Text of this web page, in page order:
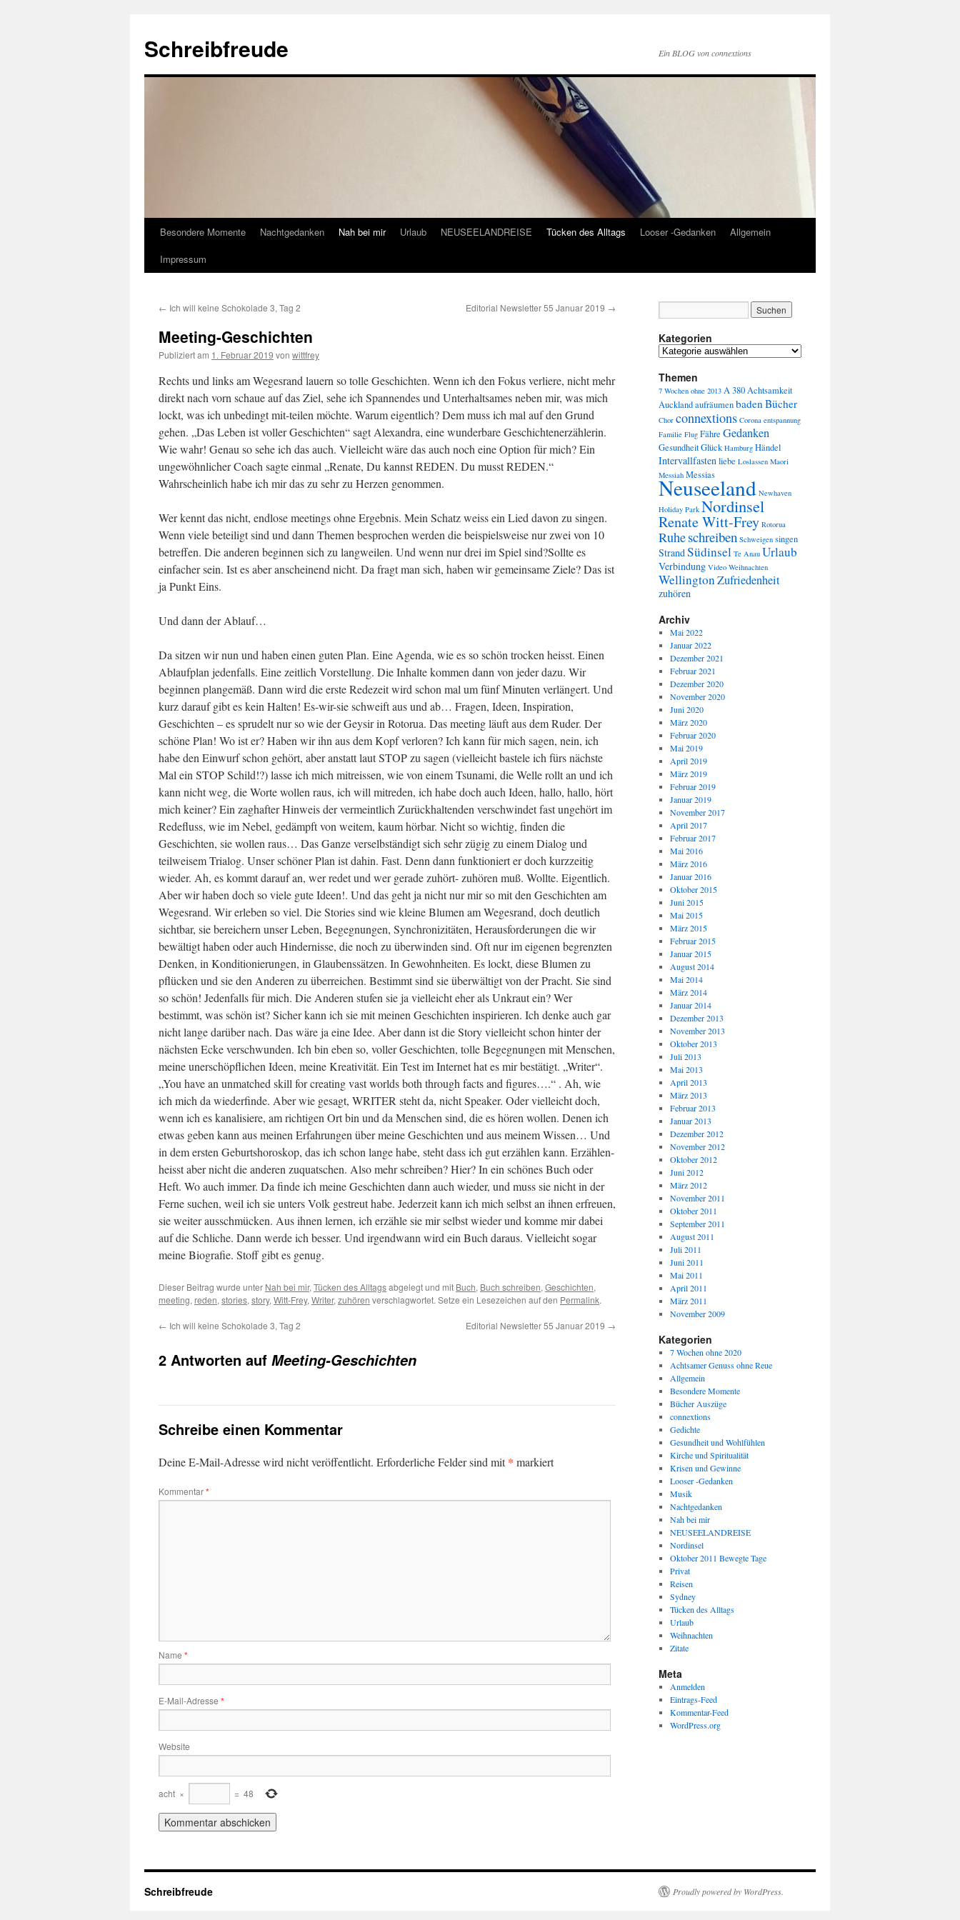
Schreibfreude Ein BLOG von connextions
Besondere Momente Nachtgedanken Nah bei mir Urlaub NEUSEELANDREISE Tücken des Alltags Looser -Gedanken
Allgemein
Impressum
← Ich will keine Schokolade 3, Tag 2 Editorial Newsletter 55 Januar 2019 →
Meeting-Geschichten
Publiziert am 1. Februar 2019 von wittfrey
Rechts und links am Wegesrand lauern so tolle Geschichten. Wenn ich den Fokus verliere, nicht mehr
direkt nach vorn schaue auf das Ziel, sehe ich Spannendes und Unterhaltsames neben mir, was mich
lockt, was ich unbedingt mit-teilen möchte. Warum eigentlich? Dem muss ich mal auf den Grund
gehen. „Das Leben ist voller Geschichten“ sagt Alexandra, eine wunderbare Geschichtenerzählerin.
Wie wahr! Genau so sehe ich das auch. Vielleicht wäre das auch noch eine Option für mich? Ein
ungewöhnlicher Coach sagte einmal „Renate, Du kannst REDEN. Du musst REDEN.“
Wahrscheinlich habe ich mir das zu sehr zu Herzen genommen.
Wer kennt das nicht, endlose meetings ohne Ergebnis. Mein Schatz weiss ein Lied davon zu singen.
Wenn viele beteiligt sind und dann Themen besprochen werden die beispielsweise nur zwei von 10
betreffen. Die anderen beginnen sich zu langweilen. Und wenn nur drei im Spiel sind?Sollte es
einfacher sein. Ist es aber anscheinend nicht. Da fragt man sich, haben wir gemeinsame Ziele? Das ist
ja Punkt Eins.
Und dann der Ablauf…
Da sitzen wir nun und haben einen guten Plan. Eine Agenda, wie es so schön trocken heisst. Einen
Ablaufplan jedenfalls. Eine zeitlich Vorstellung. Die Inhalte kommen dann von jeder dazu. Wir
beginnen plangemäß. Dann wird die erste Redezeit wird schon mal um fünf Minuten verlängert. Und
kurz darauf gibt es kein Halten! Es-wir-sie schweift aus und ab… Fragen, Ideen, Inspiration,
Geschichten – es sprudelt nur so wie der Geysir in Rotorua. Das meeting läuft aus dem Ruder. Der
schöne Plan! Wo ist er? Haben wir ihn aus dem Kopf verloren? Ich kann für mich sagen, nein, ich
habe den Einwurf schon gehört, aber anstatt laut STOP zu sagen (vielleicht bastele ich fürs nächste
Mal ein STOP Schild!?) lasse ich mich mitreissen, wie von einem Tsunami, die Welle rollt an und ich
kann nicht weg, die Worte wollen raus, ich will mitreden, ich habe doch auch Ideen, hallo, hallo, hört
mich keiner? Ein zaghafter Hinweis der vermeintlich Zurückhaltenden verschwindet fast ungehört im
Redefluss, wie im Nebel, gedämpft von weitem, kaum hörbar. Nicht so wichtig, finden die
Geschichten, sie wollen raus… Das Ganze verselbständigt sich sehr zügig zu einem Dialog und
teilweisem Trialog. Unser schöner Plan ist dahin. Fast. Denn dann funktioniert er doch kurzzeitig
wieder. Ah, es kommt darauf an, wer redet und wer gerade zuhört- zuhören muß. Wollte. Eigentlich.
Aber wir haben doch so viele gute Ideen!. Und das geht ja nicht nur mir so mit den Geschichten am
Wegesrand. Wir erleben so viel. Die Stories sind wie kleine Blumen am Wegesrand, doch deutlich
sichtbar, sie bereichern unser Leben, Begegnungen, Synchronizitäten, Herausforderungen die wir
bewältigt haben oder auch Hindernisse, die noch zu überwinden sind. Oft nur im eigenen begrenzten
Denken, in Konditionierungen, in Glaubenssätzen. In Gewohnheiten. Es lockt, diese Blumen zu
pflücken und sie den Anderen zu überreichen. Bestimmt sind sie überwältigt von der Pracht. Sie sind
so schön! Jedenfalls für mich. Die Anderen stufen sie ja vielleicht eher als Unkraut ein? Wer
bestimmt, was schön ist? Sicher kann ich sie mit meinen Geschichten inspirieren. Ich denke auch gar
nicht lange darüber nach. Das wäre ja eine Idee. Aber dann ist die Story vielleicht schon hinter der
nächsten Ecke verschwunden. Ich bin eben so, voller Geschichten, tolle Begegnungen mit Menschen,
meine unerschöpflichen Ideen, meine Kreativität. Ein Test im Internet hat es mir bestätigt. „Writer“.
„You have an unmatched skill for creating vast worlds both through facts and figures….“ . Ah, wie
ich mich da wiederfinde. Aber wie gesagt, WRITER steht da, nicht Speaker. Oder vielleicht doch,
wenn ich es kanalisiere, am richtigen Ort bin und da Menschen sind, die es hören wollen. Denen ich
etwas geben kann aus meinen Erfahrungen über meine Geschichten und aus meinem Wissen… Und
in dem ersten Geburtshoroskop, das ich schon lange habe, steht dass ich gut erzählen kann. Erzählen-
heisst aber nicht die anderen zuquatschen. Also mehr schreiben? Hier? In ein schönes Buch oder
Heft. Wo auch immer. Da finde ich meine Geschichten dann auch wieder, und muss sie nicht in der
Ferne suchen, weil ich sie unters Volk gestreut habe. Jederzeit kann ich mich selbst an ihnen erfreuen,
sie weiter ausschmücken. Aus ihnen lernen, ich erzähle sie mir selbst wieder und komme mir dabei
auf die Schliche. Dann werde ich besser. Und irgendwann wird ein Buch daraus. Vielleicht sogar
meine Biografie. Stoff gibt es genug.
Dieser Beitrag wurde unter Nah bei mir, Tücken des Alltagsabgelegt und mit Buch, Buch schreiben, Geschichten,
meeting, reden, stories, story, Witt-Frey, Writer, zuhören verschlagwortet. Setze ein Lesezeichen auf den Permalink.
← Ich will keine Schokolade 3, Tag 2 Editorial Newsletter 55 Januar 2019 →
2 Antworten auf Meeting-Geschichten
Schreibe einen Kommentar
Deine E-Mail-Adresse wird nicht veröffentlicht. Erforderliche Felder sind mit* markiert
Kommentar*
Name *
E-Mail-Adresse *
Website
acht × = 48
Kategorien
Themen
7 Wochen ohne 2013 A 380Achtsamkeit
AucklandaufräumenbadenBücher
Chor connextions Corona entspannung
Familie Flug Fähre Gedanken
GesundheitGlück Hamburg Händel
Intervallfastenliebe Loslassen Maori
Messiah Messias
Neuseeland Newhaven
Holiday Park Nordinsel
Renate Witt-Frey Rotorua
Ruheschreiben Schweigen singen
StrandSüdinsel Te Anau Urlaub
Verbindung Video Weihnachten
WellingtonZufriedenheit
zuhören
Archiv
Mai 2022
Januar 2022
Dezember 2021
Februar 2021
Dezember 2020
November 2020
Juni 2020
März 2020
Februar 2020
Mai 2019
April 2019
März 2019
Februar 2019
Januar 2019
November 2017
April 2017
Februar 2017
Mai 2016
März 2016
Januar 2016
Oktober 2015
Juni 2015
Mai 2015
März 2015
Februar 2015
Januar 2015
August 2014
Mai 2014
März 2014
Januar 2014
Dezember 2013
November 2013
Oktober 2013
Juli 2013
Mai 2013
April 2013
März 2013
Februar 2013
Januar 2013
Dezember 2012
November 2012
Oktober 2012
Juni 2012
März 2012
November 2011
Oktober 2011
September 2011
August 2011
Juli 2011
Juni 2011
Mai 2011
April 2011
März 2011
November 2009
Kategorien
7 Wochen ohne 2020
Achtsamer Genuss ohne Reue
Allgemein
Besondere Momente
Bücher Auszüge
connextions
Gedichte
Gesundheit und Wohlfühlen
Kirche und Spiritualität
Krisen und Gewinne
Looser -Gedanken
Musik
Nachtgedanken
Nah bei mir
NEUSEELANDREISE
Nordinsel
Oktober 2011 Bewegte Tage
Privat
Reisen
Sydney
Tücken des Alltags
Urlaub
Weihnachten
Zitate
Meta
Anmelden
Eintrags-Feed
Kommentar-Feed
WordPress.org
Schreibfreude Proudly powered by WordPress.